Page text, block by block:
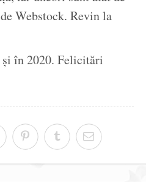
Webstock. Revin la
și în 2020. Felicitări